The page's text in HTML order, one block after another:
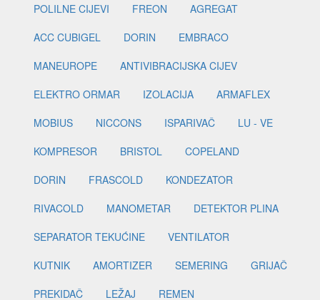
POLILNE CIJEVI
FREON
AGREGAT
ACC CUBIGEL
DORIN
EMBRACO
MANEUROPE
ANTIVIBRACIJSKA CIJEV
ELEKTRO ORMAR
IZOLACIJA
ARMAFLEX
MOBIUS
NICCONS ISPARIVAČ
LU - VE
KOMPRESOR
BRISTOL
COPELAND
DORIN
FRASCOLD
KONDEZATOR
RIVACOLD
MANOMETAR
DETEKTOR PLINA
SEPARATOR TEKUĆINE
VENTILATOR
KUTNIK
AMORTIZER SEMERING
GRIJAČ
PREKIDAČ
LEŽAJ REMEN